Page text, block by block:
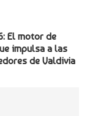
El motor de
impulsa a las
de Valdivia